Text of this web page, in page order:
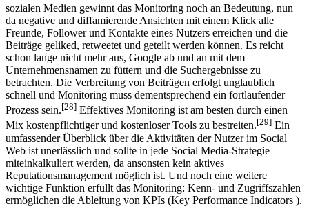
sozialen Medien gewinnt das Monitoring noch an Bedeutung, nun
da negative und diffamierende Ansichten mit einem Klick alle
Freunde, Follower und Kontakte eines Nutzers erreichen und die
Beiträge geliked, retweetet und geteilt werden können. Es reicht
schon lange nicht mehr aus, Google ab und an mit dem
Unternehmensnamen zu füttern und die Suchergebnisse zu
betrachten. Die Verbreitung von Beiträgen erfolgt unglaublich
schnell und Monitoring muss dementsprechend ein fortlaufender
Prozess sein.[28] Effektives Monitoring ist am besten durch einen
Mix kostenpflichtiger und kostenloser Tools zu bestreiten.[29] Ein
umfassender Überblick über die Aktivitäten der Nutzer im Social
Web ist unerlässlich und sollte in jede Social Media-Strategie
miteinkalkuliert werden, da ansonsten kein aktives
Reputationsmanagement möglich ist. Und noch eine weitere
wichtige Funktion erfüllt das Monitoring: Kenn- und Zugriffszahlen
ermöglichen die Ableitung von KPIs (Key Performance Indicators ).